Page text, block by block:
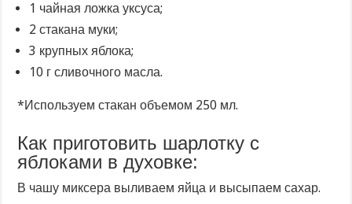
1 чайная ложка уксуса;
2 стакана муки;
3 крупных яблока;
10 г сливочного масла.
*Используем стакан объемом 250 мл.
Как приготовить шарлотку с
яблоками в духовке:
В чашу миксера выливаем яйца и высыпаем сахар.